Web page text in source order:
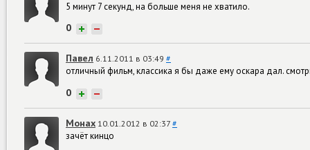
5 минут 7 секунд, на больше меня не хватило.
0 + −
Павел 6.11.2011 в 03:49 #
отличный фильм, классика я бы даже ему оскара дал.
0 + −
Монах 10.01.2012 в 02:37 #
зачёт кинцо